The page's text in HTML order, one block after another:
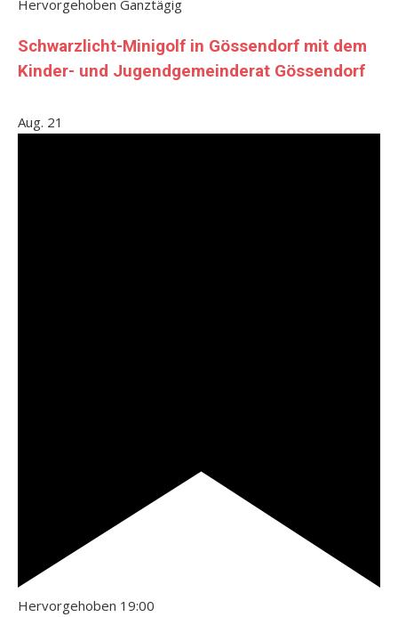
Hervorgehoben Ganztägig
Schwarzlicht-Minigolf in Gössendorf mit dem
Kinder- und Jugendgemeinderat Gössendorf
Aug. 21
Hervorgehoben 19:00